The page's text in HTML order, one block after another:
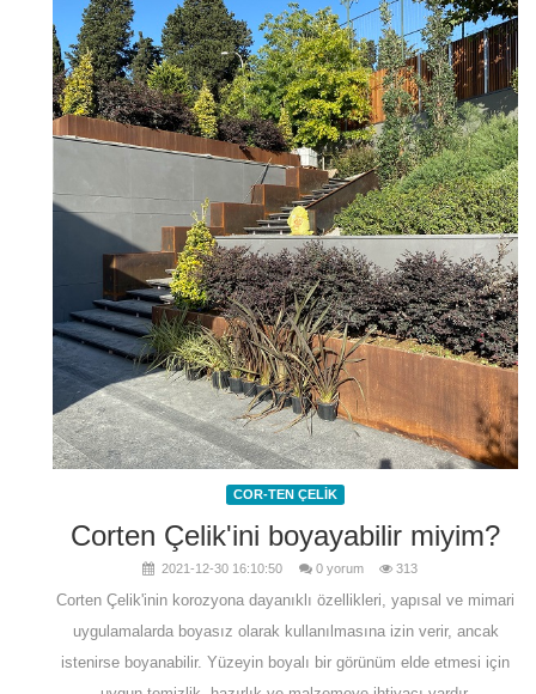
COR-TEN ÇELİK
Corten Çelik'ini boyayabilir miyim?
2021-12-30 16:10:50 0 yorum 313
Corten Çelik'inin korozyona dayanıklı özellikleri, yapısal ve mimari
uygulamalarda boyasız olarak kullanılmasına izin verir, ancak
istenirse boyanabilir. Yüzeyin boyalı bir görünüm elde etmesi için